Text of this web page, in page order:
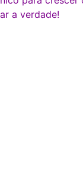
a verdade!